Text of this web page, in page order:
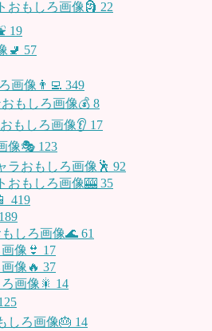
おもしろ画像🗿 22
19
🚽 57
画像👨‍💻 349
もしろ画像💰 8
もしろ画像👂 17
像🎭 123
ラおもしろ画像🕺 92
おもしろ画像🎰 35
419
189
しろ画像🌊 61
像👙 17
像🔥 37
画像🎇 14
しろ画像🎂 14